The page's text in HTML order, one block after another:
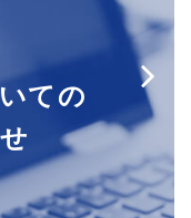
ての